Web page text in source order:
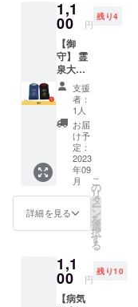
に。 ※
送料込
みのお
値段で
す。 ※
色はお
選びい
ただけ
ませ
ん。ご
了承く
ださ
い。
1,1
00 円
残り4
【御
守】 霊
泉大社
の御守
をお届
けしま
す。 あ
なた
や、あ
なたの
大切な
方のご
無事を
願って
いま
す！ ※
みのお
値段で
す。 ※
色はお
支援
者：
1人
お届
け予
定：
2023
年09
月
詳細を見る
こ
の
リ
タ
ー
ン
を
選
択
す
る
1,1
00 円
残り10
【病気